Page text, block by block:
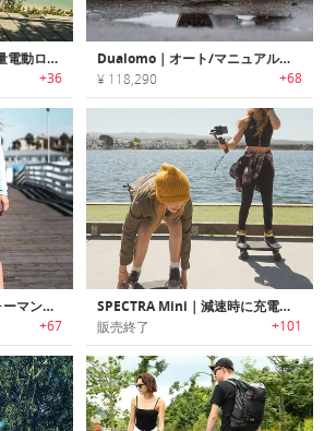
Teamgee｜超薄型・軽量電動ロングスケートボード「ティームジー」
+36
Dualomo｜オート/マニュアルライドが楽しめるハイブリッド電動スケートボード「デュアロモ」
¥ 118,290 +68
Miles Mini｜ハイパフォーマンスパワフルeスケートボード「マイルズ」
+67
SPECTRA Mini｜減速時に充電するポータブル電動スケートボード「スペクトラミニ」
販売終了 +101